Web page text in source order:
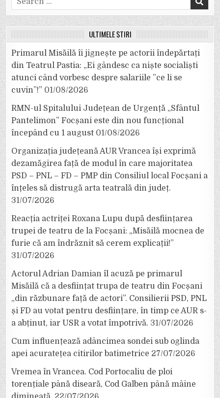
for:
ULTIMELE ȘTIRI
Primarul Misăilă îi jignește pe actorii îndepărtați
din Teatrul Pastia: „Ei gândesc ca niște socialiști
atunci când vorbesc despre salariile ”ce li se
cuvin”!” 01/08/2026
RMN-ul Spitalului Județean de Urgență „Sfântul
Pantelimon” Focșani este din nou funcțional
începând cu 1 august 01/08/2026
Organizația județeană AUR Vrancea își exprimă
dezamăgirea față de modul în care majoritatea
PSD – PNL – FD – PMP din Consiliul local Focșani a
înțeles să distrugă arta teatrală din județ.
31/07/2026
Reacția actriței Roxana Lupu după desființarea
trupei de teatru de la Focșani: „Misăilă mocnea de
furie că am îndrăznit să cerem explicații!”
31/07/2026
Actorul Adrian Damian îl acuză pe primarul
Misăilă că a desființat trupa de teatru din Focșani
„din răzbunare față de actori”. Consilierii PSD, PNL
și FD au votat pentru desființare, în timp ce AUR s-
a abținut, iar USR a votat împotrivă. 31/07/2026
Cum influențează adâncimea sondei sub oglinda
apei acuratețea citirilor batimetrice 27/07/2026
Vremea în Vrancea. Cod Portocaliu de ploi
torențiale până diseară, Cod Galben până mâine